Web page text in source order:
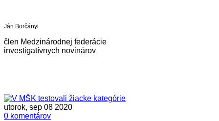
Ján Borčányi
člen Medzinárodnej federácie
investigatívnych novinárov
utorok, sep 08 2020
0 komentárov